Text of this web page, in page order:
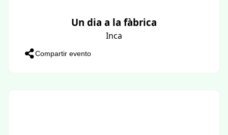
Un dia a la fàbrica
Inca
Compartir evento